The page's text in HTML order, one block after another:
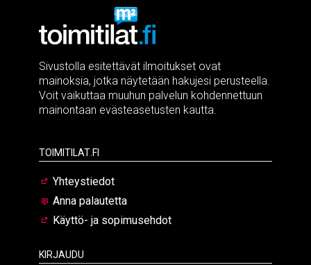
Sivustolla esitettävät ilmoitukset ovat
mainoksia, jotka näytetään hakujesi perusteella.
Voit vaikuttaa muuhun palvelun kohdennettuun
mainontaan evästeasetusten kautta.
Toimitilat.fi
Yhteystiedot
Anna palautetta
Käyttö- ja sopimusehdot
Kirjaudu